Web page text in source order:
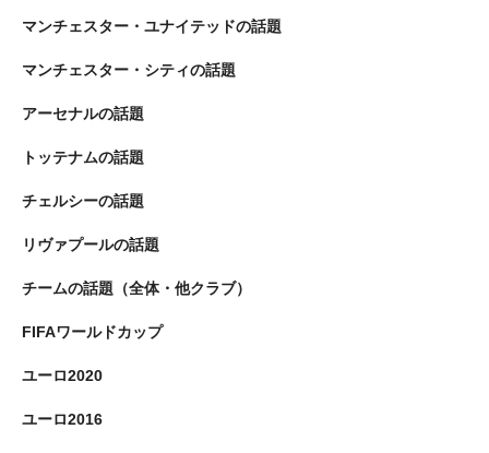
マンチェスター・ユナイテッドの話題
マンチェスター・シティの話題
アーセナルの話題
トッテナムの話題
チェルシーの話題
リヴァプールの話題
チームの話題（全体・他クラブ）
FIFAワールドカップ
ユーロ2020
ユーロ2016